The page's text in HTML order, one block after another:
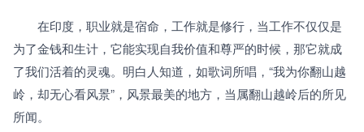
在印度，职业就是宿命，工作就是修行，当工作不仅仅是
为了金钱和生计，它能实现自我价值和尊严的时候，那它就成
了我们活着的灵魂。明白人知道，如歌词所唱，“我为你翻山越
岭，却无心看风景”，风景最美的地方，当属翻山越岭后的所见
所闻。